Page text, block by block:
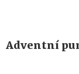
Adventní